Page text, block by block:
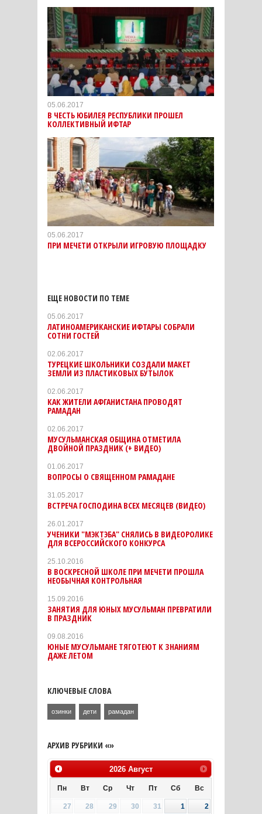
05.06.2017
В ЧЕСТЬ ЮБИЛЕЯ РЕСПУБЛИКИ ПРОШЕЛ
КОЛЛЕКТИВНЫЙ ИФТАР
05.06.2017
ПРИ МЕЧЕТИ ОТКРЫЛИ ИГРОВУЮ ПЛОЩАДКУ
ЕЩЕ НОВОСТИ ПО ТЕМЕ
05.06.2017
ЛАТИНОАМЕРИКАНСКИЕ ИФТАРЫ СОБРАЛИ
СОТНИ ГОСТЕЙ
02.06.2017
ТУРЕЦКИЕ ШКОЛЬНИКИ СОЗДАЛИ МАКЕТ
ЗЕМЛИ ИЗ ПЛАСТИКОВЫХ БУТЫЛОК
02.06.2017
КАК ЖИТЕЛИ АФГАНИСТАНА ПРОВОДЯТ
РАМАДАН
02.06.2017
МУСУЛЬМАНСКАЯ ОБЩИНА ОТМЕТИЛА
ДВОЙНОЙ ПРАЗДНИК (+ ВИДЕО)
01.06.2017
ВОПРОСЫ О СВЯЩЕННОМ РАМАДАНЕ
31.05.2017
ВСТРЕЧА ГОСПОДИНА ВСЕХ МЕСЯЦЕВ (ВИДЕО)
26.01.2017
УЧЕНИКИ "МЭКТЭБА" СНЯЛИСЬ В ВИДЕОРОЛИКЕ
ДЛЯ ВСЕРОССИЙСКОГО КОНКУРСА
25.10.2016
В ВОСКРЕСНОЙ ШКОЛЕ ПРИ МЕЧЕТИ ПРОШЛА
НЕОБЫЧНАЯ КОНТРОЛЬНАЯ
15.09.2016
ЗАНЯТИЯ ДЛЯ ЮНЫХ МУСУЛЬМАН ПРЕВРАТИЛИ
В ПРАЗДНИК
09.08.2016
ЮНЫЕ МУСУЛЬМАНЕ ТЯГОТЕЮТ К ЗНАНИЯМ
ДАЖЕ ЛЕТОМ
КЛЮЧЕВЫЕ СЛОВА
озинки дети рамадан
АРХИВ РУБРИКИ «»
2026 Август
Пн Вт Ср Чт Пт Сб Вс
27 28 29 30 31 1
2